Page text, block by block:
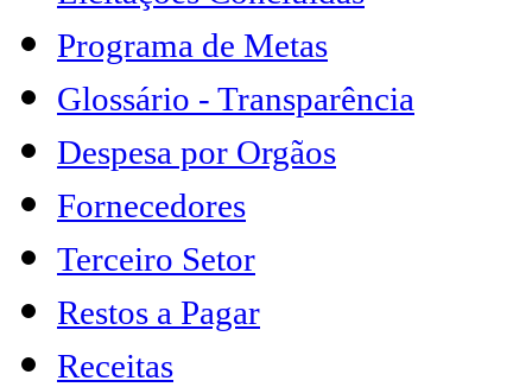
Programa de Metas
Glossário - Transparência
Despesa por Orgãos
Fornecedores
Terceiro Setor
Restos a Pagar
Receitas